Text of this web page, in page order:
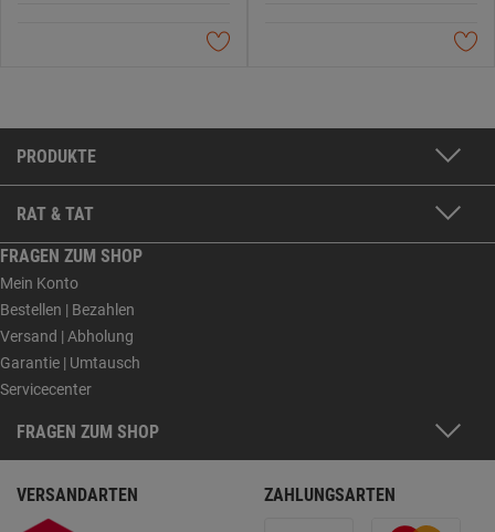
PRODUKTE
RAT & TAT
FRAGEN ZUM SHOP
Mein Konto
Bestellen | Bezahlen
Versand | Abholung
Garantie | Umtausch
Servicecenter
FRAGEN ZUM SHOP
VERSANDARTEN ZAHLUNGSARTEN